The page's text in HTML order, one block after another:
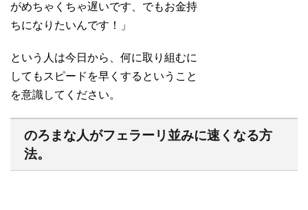
がめちゃくちゃ遅いです、でもお金持
ちになりたいんです！」
という人は今日から、何に取り組むに
してもスピードを早くするということ
を意識してください。
のろまな人がフェラーリ並みに速くなる方
法。